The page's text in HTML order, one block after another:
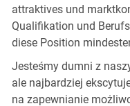
attraktives und
Qualifikation und
diese Position
Jesteśmy dumni z
ale najbardziej
na zapewnianie